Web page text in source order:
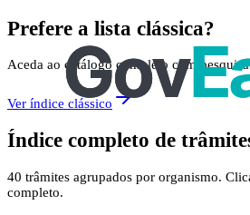
Prefere a lista clássica?
Aceda ao catálogo completo com
Ver índice clássico
Índice completo de
40 trâmites agrupados por organismo.
completo.